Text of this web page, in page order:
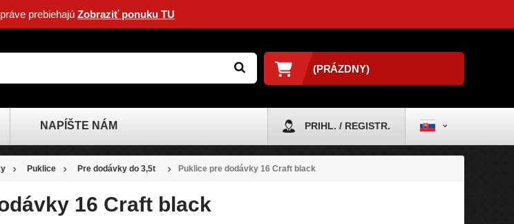
prebiehajú Zobraziť ponuku TU
(PRÁZDNY)
NAPÍŠTE NÁM PRIHL. / REGISTR.
Puklice Pre dodávky do 3,5t Puklice pre dodávky 16 Craft black
16 Craft black